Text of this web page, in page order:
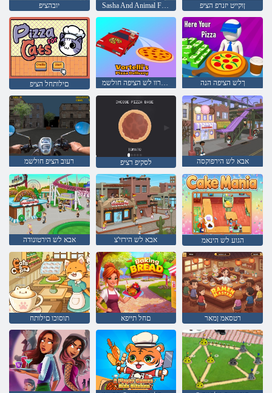
יובהציפ Sasha And Animal Friends הירציפ ןוקייט יזנרפ הציפ
םילותחל הציפ ילטרוו לש הציפה חולשמ ךלש הציפה הנה
רעוב הציפ חולשמ לסקיפ רציפ אבא לש הירפוקסה
אבא לש הירטונודה אבא לש הירזי'צ הגוע לש הינאמ
תוסוכו םילותח םחל תייפא רטסאמ ןמאר